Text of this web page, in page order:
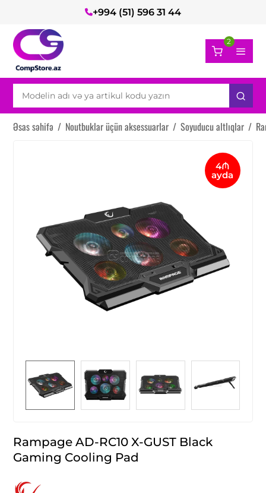
+994 (51) 596 31 44
2
Əsas səhifə / Noutbuklar üçün aksessuarlar / Soyuducu altlıqlar /
4₼
ayda
Rampage AD-RC10 X-GUST Black
Gaming Cooling Pad